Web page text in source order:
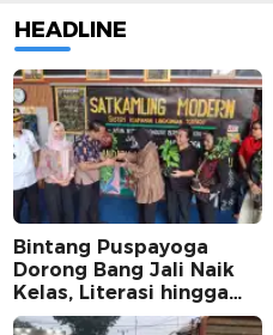
HEADLINE
Bintang Puspayoga
Dorong Bang Jali Naik
Kelas, Literasi hingga
UMKM Digital Jadi